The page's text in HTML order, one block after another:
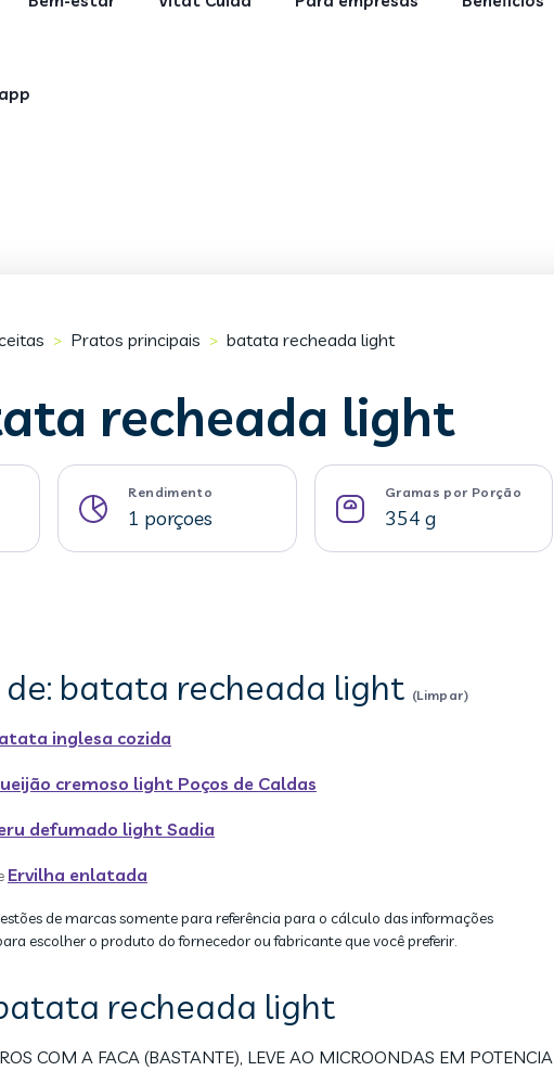
> Pratos principais > batata recheada light
recheada light
Rendimento
1 porçoes
Gramas por Porção
354 g
batata recheada light (Limpar)
inglesa cozida
cremoso light Poços de Caldas
defumado light Sadia
Ervilha enlatada
de marcas somente para referência para o cálculo das informações
escolher o produto do fornecedor ou fabricante que você preferir.
recheada light
COM A FACA (BASTANTE), LEVE AO MICROONDAS EM POTENCIA